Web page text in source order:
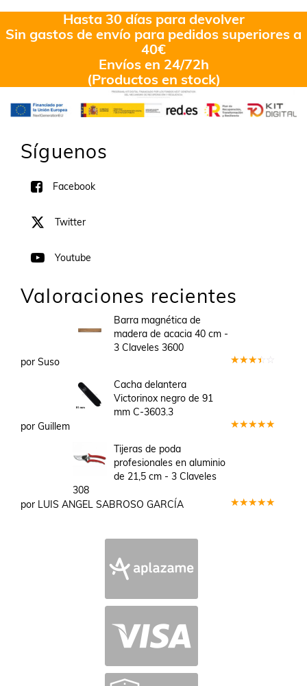
Hasta 30 días para devolver
Sin gastos de envío para pedidos superiores a
40€
Envíos en 24/72h
(Productos en stock)
Síguenos
Facebook
Twitter
Youtube
Valoraciones recientes
Barra magnética de
madera de acacia 40 cm -
3 Claveles 3600
por Suso
Cacha delantera
Victorinox negro de 91
mm C-3603.3
por Guillem
Tijeras de poda
profesionales en aluminio
de 21,5 cm - 3 Claveles
308
por LUIS ANGEL SABROSO GARCÍA